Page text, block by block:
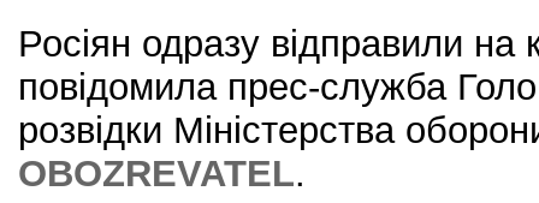
Росіян одразу відправили
повідомила прес-служба
розвідки Міністерства
OBOZREVATEL.